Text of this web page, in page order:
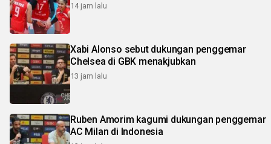
14 jam lalu
Xabi Alonso sebut dukungan penggemar
Chelsea di GBK menakjubkan
13 jam lalu
Ruben Amorim kagumi dukungan penggemar
AC Milan di Indonesia